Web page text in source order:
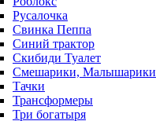
Русалочка
Свинка Пеппа
Синий трактор
Скибиди Туалет
Смешарики, Малышарики
Тачки
Трансформеры
Три богатыря